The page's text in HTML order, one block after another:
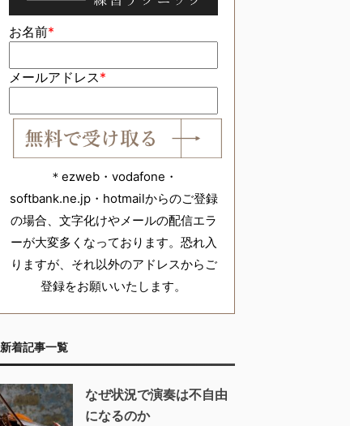
お名前*
メールアドレス*
＊ezweb・vodafone・
softbank.ne.jp・hotmailからのご登録
の場合、文字化けやメールの配信エラ
ーが大変多くなっております。恐れ入
りますが、それ以外のアドレスからご
登録をお願いいたします。
新着記事一覧
なぜ状況で演奏は不自由
になるのか